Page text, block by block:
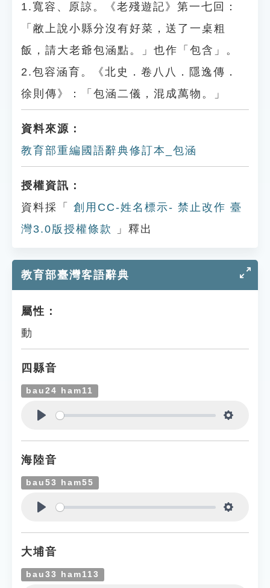
1.寬容、原諒。《老殘遊記》第一七回：
「敝上說小縣分沒有好菜，送了一桌粗
飯，請大老爺包涵點。」也作「包含」。
2.包容涵育。《北史．卷八八．隱逸傳．
徐則傳》：「包涵二儀，混成萬物。」
資料來源：
教育部重編國語辭典修訂本_包涵
授權資訊：
資料採「
創用CC-姓名標示- 禁止改作 臺
灣3.0版授權條款
」釋出
教育部臺灣客語辭典
屬性：
動
四縣音
bau24 ham11
海陸音
bau53 ham55
大埔音
bau33 ham113